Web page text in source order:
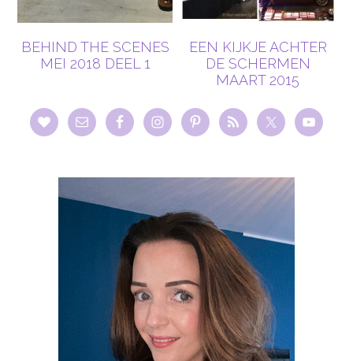
BEHIND THE SCENES
MEI 2018 DEEL 1
EEN KIJKJE ACHTER
DE SCHERMEN
MAART 2015